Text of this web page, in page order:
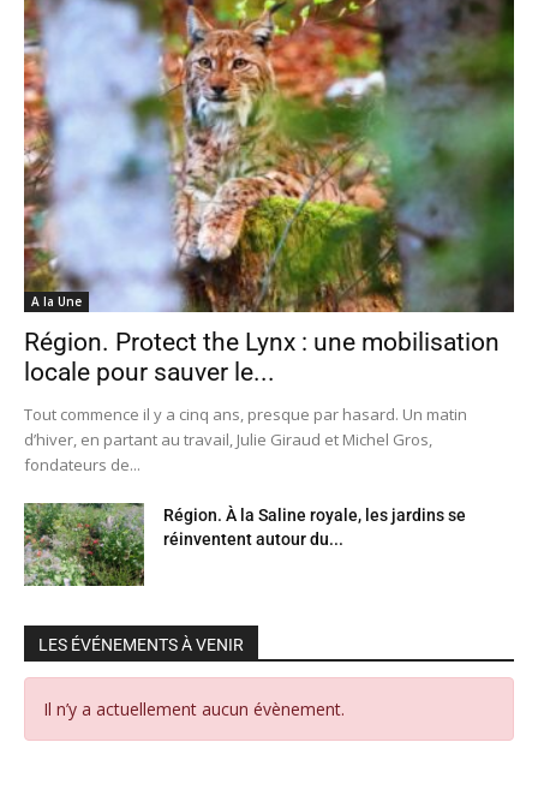
A la Une
Région. Protect the Lynx : une mobilisation
locale pour sauver le...
Tout commence il y a cinq ans, presque par hasard. Un matin
d’hiver, en partant au travail, Julie Giraud et Michel Gros,
fondateurs de...
Région. À la Saline royale, les jardins se
réinventent autour du...
LES ÉVÉNEMENTS À VENIR
Il n’y a actuellement aucun évènement.